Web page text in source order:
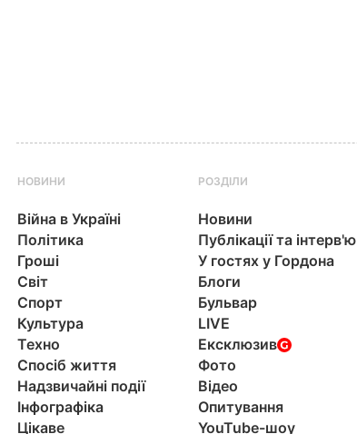
НОВИНИ
Війна в Україні
Політика
Гроші
Світ
Спорт
Культура
Техно
Спосіб життя
Надзвичайні події
Інфографіка
Цікаве
РОЗДІЛИ
Новини
Публікації та інтерв'ю
У гостях у Гордона
Блоги
Бульвар
LIVE
Ексклюзив
Фото
Відео
Опитування
YouTube-шоу